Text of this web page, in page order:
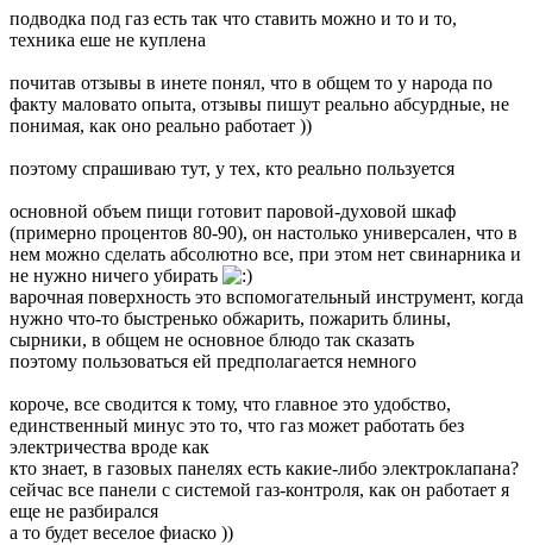
подводка под газ есть так что ставить можно и то и то,
техника еше не куплена
почитав отзывы в инете понял, что в общем то у народа по
факту маловато опыта, отзывы пишут реально абсурдные, не
понимая, как оно реально работает ))
поэтому спрашиваю тут, у тех, кто реально пользуется
основной объем пищи готовит паровой-духовой шкаф
(примерно процентов 80-90), он настолько универсален, что в
нем можно сделать абсолютно все, при этом нет свинарника и
не нужно ничего убирать
варочная поверхность это вспомогательный инструмент, когда
нужно что-то быстренько обжарить, пожарить блины,
сырники, в общем не основное блюдо так сказать
поэтому пользоваться ей предполагается немного
короче, все сводится к тому, что главное это удобство,
единственный минус это то, что газ может работать без
электричества вроде как
кто знает, в газовых панелях есть какие-либо электроклапана?
сейчас все панели с системой газ-контроля, как он работает я
еще не разбирался
а то будет веселое фиаско ))